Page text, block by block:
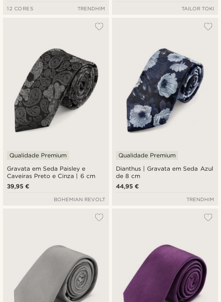
12 CORES TRENDHIM TAILOR TOKI
Gravata em Seda Paisley e
Caveiras Preto e Cinza | 6 cm
Qualidade Premium
39,95 €
BOHEMIAN REVOLT
Dianthus | Gravata em Seda Azul
de 8 cm
Qualidade Premium
44,95 €
TRENDHIM